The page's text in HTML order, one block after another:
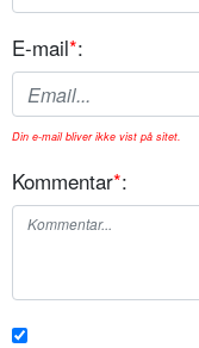
E-mail*:
Din e-mail bliver ikke vist på sitet.
Kommentar*: